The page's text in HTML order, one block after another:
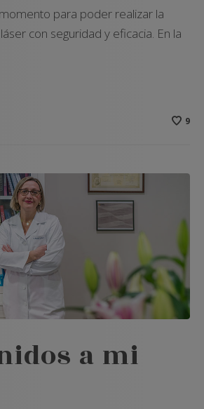
para poder realizar la
con seguridad y eficacia. En la
9
a mi